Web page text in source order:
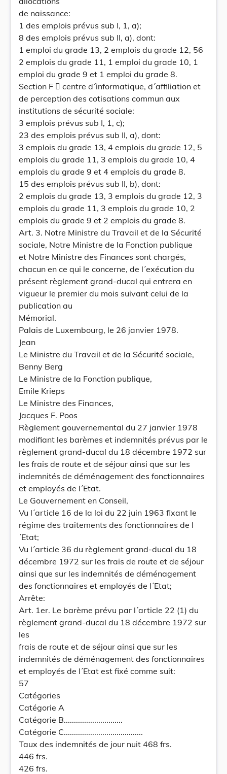
de naissance:
1 des emplois prévus sub I, 1, a);
8 des emplois prévus sub II, a), dont:
1 emploi du grade 13, 2 emplois du grade 12, 56
2 emplois du grade 11, 1 emploi du grade 10, 1
emploi du grade 9 et 1 emploi du grade 8.
Section F  centre d´informatique, d´affiliation et
de perception des cotisations commun aux
institutions de sécurité sociale:
3 emplois prévus sub I, 1, c);
23 des emplois prévus sub II, a), dont:
3 emplois du grade 13, 4 emplois du grade 12, 5
emplois du grade 11, 3 emplois du grade 10, 4
emplois du grade 9 et 4 emplois du grade 8.
15 des emplois prévus sub II, b), dont:
2 emplois du grade 13, 3 emplois du grade 12, 3
emplois du grade 11, 3 emplois du grade 10, 2
emplois du grade 9 et 2 emplois du grade 8.
Art. 3. Notre Ministre du Travail et de la Sécurité
sociale, Notre Ministre de la Fonction publique
et Notre Ministre des Finances sont chargés,
chacun en ce qui le concerne, de l´exécution du
présent règlement grand-ducal qui entrera en
vigueur le premier du mois suivant celui de la
publication au
Mémorial.
Palais de Luxembourg, le 26 janvier 1978.
Jean
Le Ministre du Travail et de la Sécurité sociale,
Benny Berg
Le Ministre de la Fonction publique,
Emile Krieps
Le Ministre des Finances,
Jacques F. Poos
Règlement gouvernemental du 27 janvier 1978
modifiant les barèmes et indemnités prévus par le
règlement grand-ducal du 18 décembre 1972 sur
les frais de route et de séjour ainsi que sur les
indemnités de déménagement des fonctionnaires
et employés de l´Etat.
Le Gouvernement en Conseil,
Vu l´article 16 de la loi du 22 juin 1963 fixant le
régime des traitements des fonctionnaires de l
´Etat;
Vu l´article 36 du règlement grand-ducal du 18
décembre 1972 sur les frais de route et de séjour
ainsi que sur les indemnités de déménagement
des fonctionnaires et employés de l´Etat;
Arrête:
Art. 1er. Le barème prévu par l´article 22 (1) du
règlement grand-ducal du 18 décembre 1972 sur
les
frais de route et de séjour ainsi que sur les
indemnités de déménagement des fonctionnaires
et employés de l´Etat est fixé comme suit:
57
Catégories
Catégorie A
Catégorie B.............................
Catégorie C.......................................
Taux des indemnités de jour nuit 468 frs.
446 frs.
426 frs.